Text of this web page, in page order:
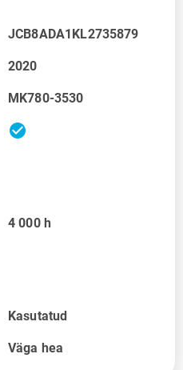
JCB8ADA1KL2735879
2020
MK780-3530
check_circle
4 000 h
Kasutatud
Väga hea